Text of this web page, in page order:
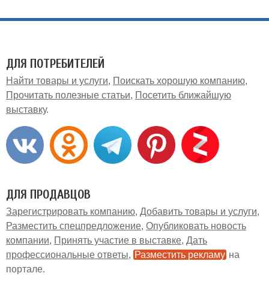
ДЛЯ ПОТРЕБИТЕЛЕЙ
Найти товары и услуги
Поискать хорошую компанию
Прочитать полезные статьи
Посетить ближайшую
выставку
ДЛЯ ПРОДАВЦОВ
Зарегистрировать компанию Добавить товары и услуги
Разместить спецпредложение Опубликовать новость
компании
Принять участие в выставке Дать
профессиональные ответы
Разместить рекламу на
портале